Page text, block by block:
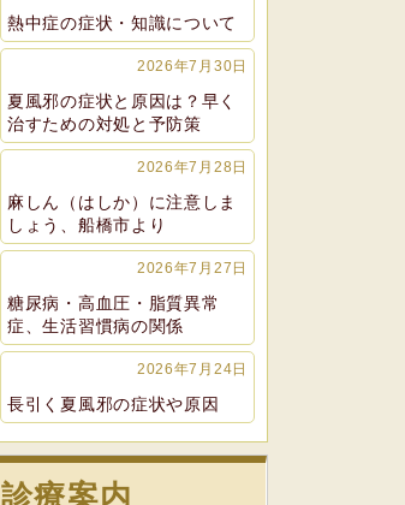
熱中症の症状・知識について
2026年7月30日
夏風邪の症状と原因は？早く
治すための対処と予防策
2026年7月28日
麻しん（はしか）に注意しま
しょう、船橋市より
2026年7月27日
糖尿病・高血圧・脂質異常
症、生活習慣病の関係
2026年7月24日
長引く夏風邪の症状や原因
診療案内